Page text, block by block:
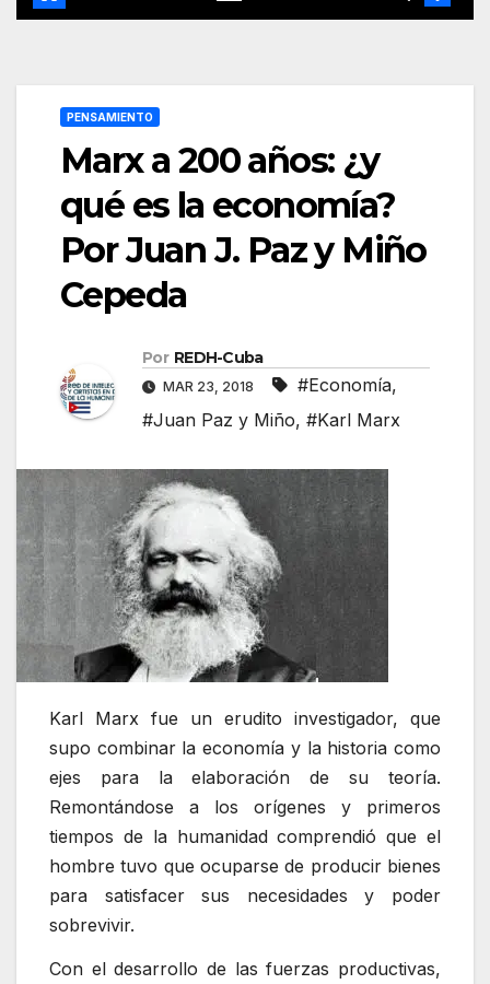
PENSAMIENTO
Marx a 200 años: ¿y
qué es la economía?
Por Juan J. Paz y Miño
Cepeda
Por REDH-Cuba
MAR 23, 2018 #Economía,
#Juan Paz y Miño, #Karl Marx
Karl Marx fue un erudito investigador, que
supo combinar la economía y la historia como
ejes para la elaboración de su teoría.
Remontándose a los orígenes y primeros
tiempos de la humanidad comprendió que el
hombre tuvo que ocuparse de producir bienes
para satisfacer sus necesidades y poder
sobrevivir.
Con el desarrollo de las fuerzas productivas,